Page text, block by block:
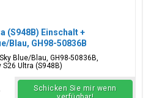
(S948B) Einschalt +
Blau, GH98-50836B
Blue/Blau, GH98-50836B,
Ultra (S948B)
Schicken Sie mir wenn